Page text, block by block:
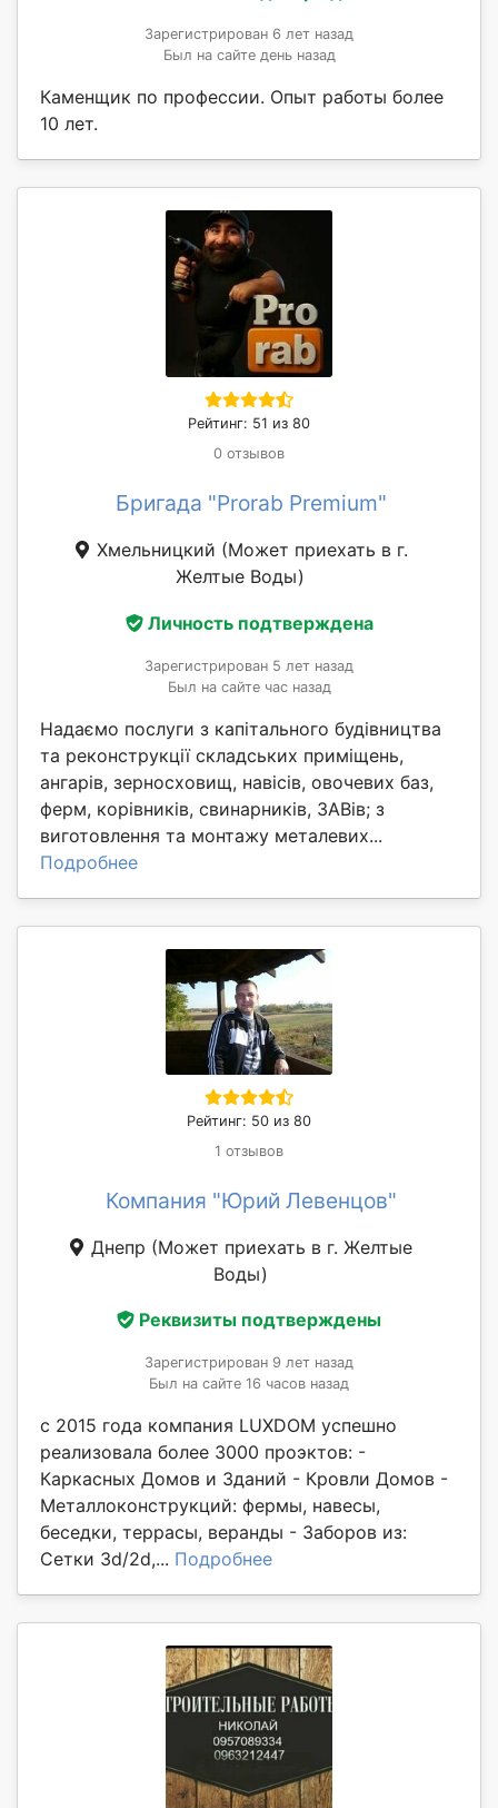
Зарегистрирован 6 лет назад
Был на сайте день назад
Каменщик по профессии. Опыт работы более
10 лет.
Рейтинг: 51 из 80
0 отзывов
Бригада "Prorab Premium"
Хмельницкий (Может приехать в г.
Желтые Воды)
Личность подтверждена
Зарегистрирован 5 лет назад
Был на сайте час назад
Надаємо послуги з капітального будівництва
та реконструкції складських приміщень,
ангарів, зерносховищ, навісів, овочевих баз,
ферм, корівників, свинарників, ЗАВів; з
виготовлення та монтажу металевих...
Подробнее
Рейтинг: 50 из 80
1 отзывов
Компания "Юрий Левенцов"
Днепр (Может приехать в г. Желтые
Воды)
Реквизиты подтверждены
Зарегистрирован 9 лет назад
Был на сайте 16 часов назад
с 2015 года компания LUXDOM успешно
реализовала более 3000 проэктов: -
Каркасных Домов и Зданий - Кровли Домов -
Металлоконструкций: фермы, навесы,
беседки, террасы, веранды - Заборов из:
Сетки 3d/2d,... Подробнее